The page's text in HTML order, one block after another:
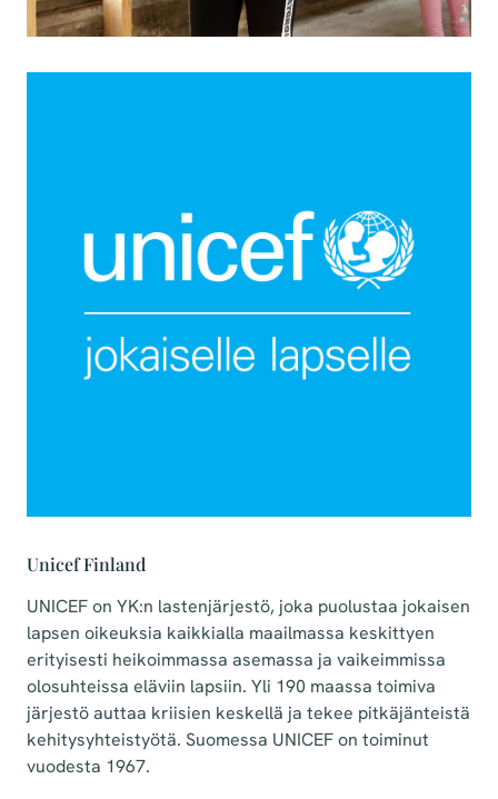
Unicef Finland
UNICEF on YK:n lastenjärjestö, joka puolustaa jokaisen
lapsen oikeuksia kaikkialla maailmassa keskittyen
erityisesti heikoimmassa asemassa ja vaikeimmissa
olosuhteissa eläviin lapsiin. Yli 190 maassa toimiva
järjestö auttaa kriisien keskellä ja tekee pitkäjänteistä
kehitysyhteistyötä. Suomessa UNICEF on toiminut
vuodesta 1967.